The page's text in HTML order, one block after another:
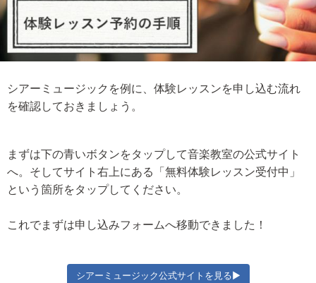
シアーミュージックを例に、体験レッスンを申し込む流れ
を確認しておきましょう。
まずは下の青いボタンをタップして音楽教室の公式サイト
へ。そしてサイト右上にある「無料体験レッスン受付中」
という箇所をタップしてください。
これでまずは申し込みフォームへ移動できました！
シアーミュージック公式サイトを見る▶